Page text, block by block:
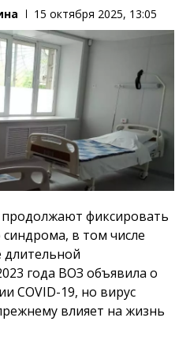
15 октября 2025, 13:05
фиксировать
в том числе
года ВОЗ объявила о
COVID-19, но вирус
влияет на жизнь